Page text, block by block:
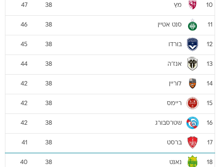
10 מץ 38
47
11 סנט אטיין 38
46
12 בורדו 38
45
13 אנז'ה 38
44
14 לוריין 38
42
15 ריימס 38
42
16 שטרסבורג 38
42
17 ברסט 38
41
18 נאנט 38
40